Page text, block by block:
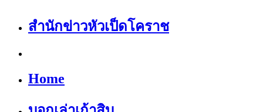
สำนักข่าวหัวเป็ดโคราช
Home